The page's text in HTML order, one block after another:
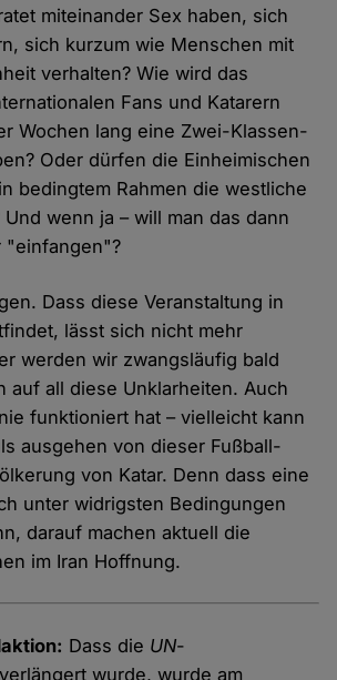
miteinander Sex haben, sich
sich kurzum wie Menschen mit
verhalten? Wie wird das
Fans und Katarern
Wochen lang eine Zwei-Klassen-
Oder dürfen die Einheimischen
bedingtem Rahmen die westliche
Und wenn ja – will man das dann
"einfangen"?
Dass diese Veranstaltung in
lässt sich nicht mehr
werden wir zwangsläufig bald
auf all diese Unklarheiten. Auch
funktioniert hat – vielleicht kann
ausgehen von dieser Fußball-
von Katar. Denn dass eine
unter widrigsten Bedingungen
darauf machen aktuell die
im Iran Hoffnung.
Dass die UN-
wurde, wurde am